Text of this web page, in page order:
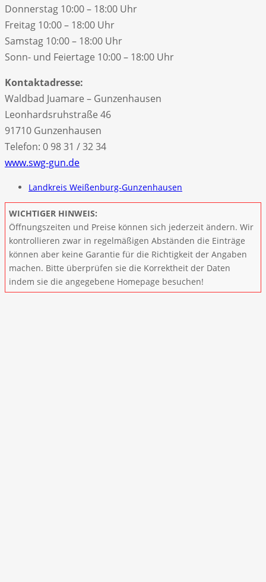
Donnerstag 10:00 – 18:00 Uhr
Freitag 10:00 – 18:00 Uhr
Samstag 10:00 – 18:00 Uhr
Sonn- und Feiertage 10:00 – 18:00 Uhr
Kontaktadresse:
Waldbad Juamare – Gunzenhausen
Leonhardsruhstraße 46
91710 Gunzenhausen
Telefon: 0 98 31 / 32 34
www.swg-gun.de
Landkreis Weißenburg-Gunzenhausen
WICHTIGER HINWEIS:
Öffnungszeiten und Preise können sich jederzeit ändern. Wir
kontrollieren zwar in regelmäßigen Abständen die Einträge
können aber keine Garantie für die Richtigkeit der Angaben
machen. Bitte überprüfen sie die Korrektheit der Daten
indem sie die angegebene Homepage besuchen!